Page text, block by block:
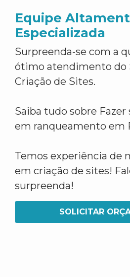
Equipe
Especializada
Surpreenda-se com a
ótimo atendimento do
Criação de Sites.
Saiba tudo sobre
em ranqueamento em
Temos experiência de
em criação de sites!
surpreenda!
SOLICITAR